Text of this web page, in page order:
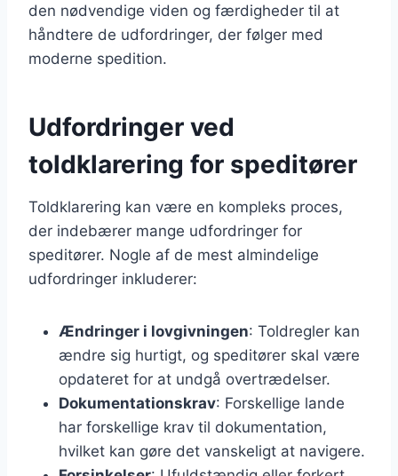
den nødvendige viden og færdigheder til at
håndtere de udfordringer, der følger med
moderne spedition.
Udfordringer ved
toldklarering for speditører
Toldklarering kan være en kompleks proces,
der indebærer mange udfordringer for
speditører. Nogle af de mest almindelige
udfordringer inkluderer:
Ændringer i lovgivningen: Toldregler kan
ændre sig hurtigt, og speditører skal være
opdateret for at undgå overtrædelser.
Dokumentationskrav: Forskellige lande
har forskellige krav til dokumentation,
hvilket kan gøre det vanskeligt at navigere.